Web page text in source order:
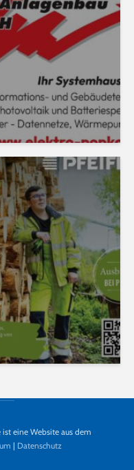
eine Website aus dem
| Datenschutz